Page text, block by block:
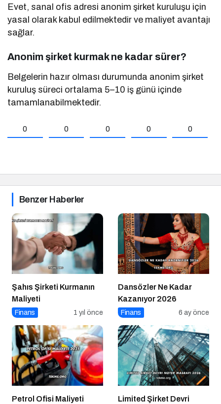
Evet, sanal ofis adresi anonim şirket kuruluşu için
yasal olarak kabul edilmektedir ve maliyet avantajı
sağlar.
Anonim şirket kurmak ne kadar sürer?
Belgelerin hazır olması durumunda anonim şirket
kuruluş süreci ortalama 5–10 iş günü içinde
tamamlanabilmektedir.
0 0 0 0 0
Benzer Haberler
Şahıs Şirketi Kurmanın
Maliyeti
Finans 1 yıl önce
Dansözler Ne Kadar
Kazanıyor 2026
Finans 6 ay önce
Petrol Ofisi Maliyeti
Limited Şirket Devri